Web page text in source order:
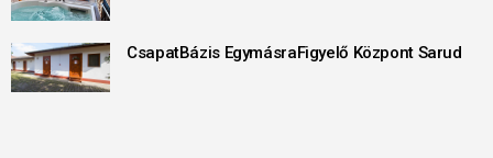
CsapatBázis EgymásraFigyelő Központ Sarud